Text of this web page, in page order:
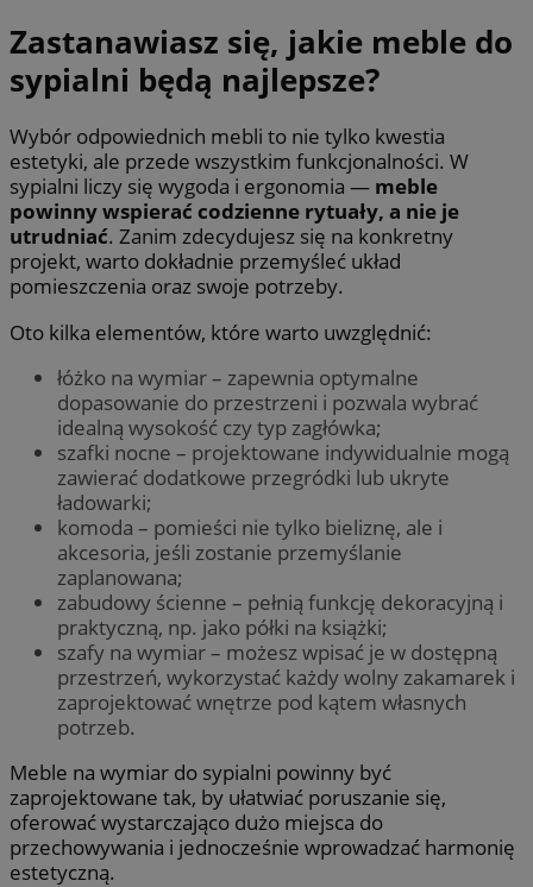
Zastanawiasz się, jakie meble do
sypialni będą najlepsze?
Wybór odpowiednich mebli to nie tylko kwestia
estetyki, ale przede wszystkim funkcjonalności. W
sypialni liczy się wygoda i ergonomia — meble
powinny wspierać codzienne rytuały, a nie je
utrudniać. Zanim zdecydujesz się na konkretny
projekt, warto dokładnie przemyśleć układ
pomieszczenia oraz swoje potrzeby.
Oto kilka elementów, które warto uwzględnić:
łóżko na wymiar – zapewnia optymalne
dopasowanie do przestrzeni i pozwala wybrać
idealną wysokość czy typ zagłówka;
szafki nocne – projektowane indywidualnie mogą
zawierać dodatkowe przegródki lub ukryte
ładowarki;
komoda – pomieści nie tylko bieliznę, ale i
akcesoria, jeśli zostanie przemyślanie
zaplanowana;
zabudowy ścienne – pełnią funkcję dekoracyjną i
praktyczną, np. jako półki na książki;
szafy na wymiar – możesz wpisać je w dostępną
przestrzeń, wykorzystać każdy wolny zakamarek i
zaprojektować wnętrze pod kątem własnych
potrzeb.
Meble na wymiar do sypialni powinny być
zaprojektowane tak, by ułatwiać poruszanie się,
oferować wystarczająco dużo miejsca do
przechowywania i jednocześnie wprowadzać harmonię
estetyczną.